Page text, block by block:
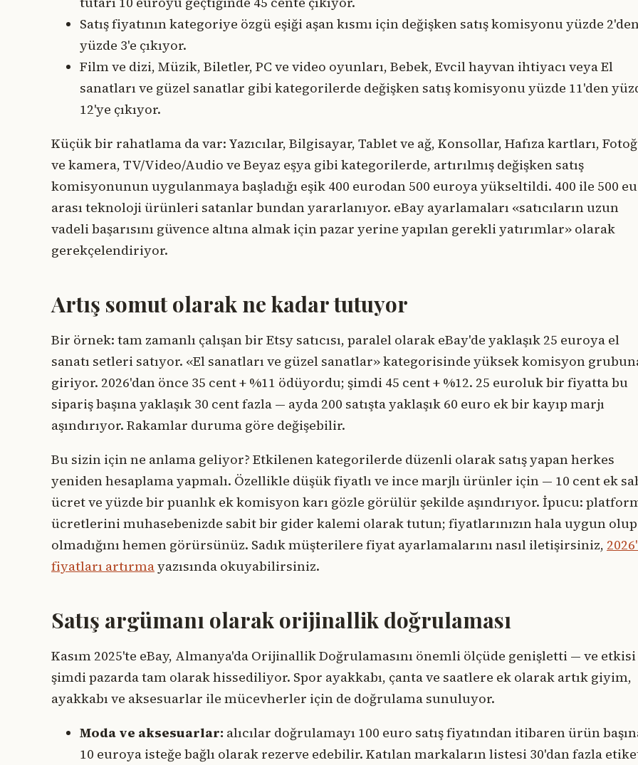
Satış fiyatının kategoriye özgü eşiği aşan kısmı için değişken satış komisyonu yüzde
yüzde 3'e çıkıyor.
Film ve dizi, Müzik, Biletler, PC ve video oyunları, Bebek, Evcil hayvan ihtiyacı veya El
sanatları ve güzel sanatlar gibi kategorilerde değişken satış komisyonu yüzde 11'den
12'ye çıkıyor.
Küçük bir rahatlama da var: Yazıcılar, Bilgisayar, Tablet ve ağ, Konsollar, Hafıza kartları,
ve kamera, TV/Video/Audio ve Beyaz eşya gibi kategorilerde, artırılmış değişken satış
komisyonunun uygulanmaya başladığı eşik 400 eurodan 500 euroya yükseltildi. 400 ile 500
arası teknoloji ürünleri satanlar bundan yararlanıyor. eBay ayarlamaları «satıcıların uzun
vadeli başarısını güvence altına almak için pazar yerine yapılan gerekli yatırımlar» olarak
gerekçelendiriyor.
Artış somut olarak ne kadar tutuyor
Bir örnek: tam zamanlı çalışan bir Etsy satıcısı, paralel olarak eBay'de yaklaşık 25 euroya el
sanatı setleri satıyor. «El sanatları ve güzel sanatlar» kategorisinde yüksek komisyon
giriyor. 2026'dan önce 35 cent + %11 ödüyordu; şimdi 45 cent + %12. 25 euroluk bir fiyatta bu
sipariş başına yaklaşık 30 cent fazla — ayda 200 satışta yaklaşık 60 euro ek bir kayıp marjı
aşındırıyor. Rakamlar duruma göre değişebilir.
Bu sizin için ne anlama geliyor? Etkilenen kategorilerde düzenli olarak satış yapan herkes
yeniden hesaplama yapmalı. Özellikle düşük fiyatlı ve ince marjlı ürünler için — 10 cent ek
ücret ve yüzde bir puanlık ek komisyon karı gözle görülür şekilde aşındırıyor. İpucu:
ücretlerini muhasebenizde sabit bir gider kalemi olarak tutun; fiyatlarınızın hala uygun olup
olmadığını hemen görürsünüz. Sadık müşterilere fiyat ayarlamalarını nasıl iletişirsiniz,
fiyatları artırmayazısında okuyabilirsiniz.
Satış argümanı olarak orijinallik doğrulaması
Kasım 2025'te eBay, Almanya'da Orijinallik Doğrulamasını önemli ölçüde genişletti — ve etkisi
şimdi pazarda tam olarak hissediliyor. Spor ayakkabı, çanta ve saatlere ek olarak artık giyim,
ayakkabı ve aksesuarlar ile mücevherler için de doğrulama sunuluyor.
Moda ve aksesuarlar: alıcılar doğrulamayı 100 euro satış fiyatından itibaren ürün
10 euroya isteğe bağlı olarak rezerve edebilir. Katılan markaların listesi 30'dan fazla